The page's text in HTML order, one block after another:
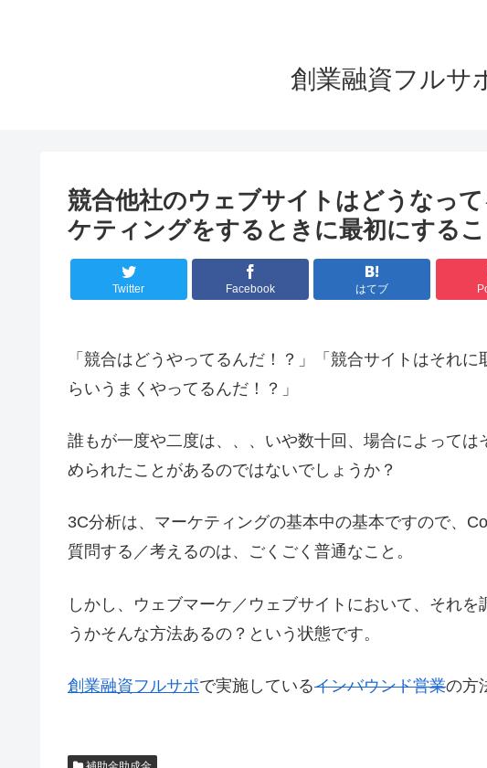
創業融資フル
競合他社のウェブサイトはどうなっ
ケティングをするときに最初にするこ
Twitter Facebook はてブ
「競合はどうやってるんだ！？」「競合サイトはそれ
らいうまくやってるんだ！？」
誰もが一度や二度は、、、いや数十回、場合によって
められたことがあるのではないでしょうか？
3C分析は、マーケティングの基本中の基本ですので、
質問する／考えるのは、ごくごく普通なこと。
しかし、ウェブマーケ／ウェブサイトにおいて、それ
うかそんな方法あるの？という状態です。
創業融資フルサポで実施しているインバウンド営業の方